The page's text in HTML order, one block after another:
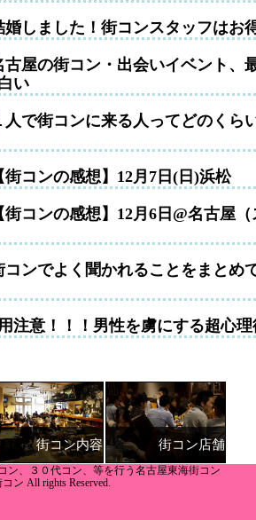
婚しました！街コンスタッフはお
古屋の街コン・出会いイベント、
い
人で街コンに来る人ってどのくら
街コンの感想】12月7日(日)浜松
街コンの感想】12月6日@名古屋（
コンでよく聞かれることをまとめ
注意！！！男性を虜にする超心理
街コン内容 街コン店舗
ン、３０代コン、等を行う名古屋東海街コン
ン All rights Reserved.